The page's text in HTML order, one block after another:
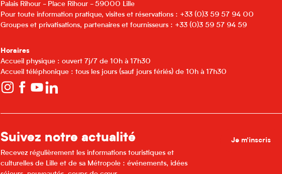
Palais Rihour - Place Rihour - 59000 Lille
Pour toute information pratique, visites et réservations : +33 (0)3 59 57 94 00
Groupes et privatisations, partenaires et fournisseurs : +33 (0)3 59 57 94 59
Horaires
Accueil physique : ouvert 7j/7 de 10h à 17h30
Accueil téléphonique : tous les jours (sauf jours fériés) de 10h à 17h30
Suivez notre actualité
Recevez régulièrement les informations touristiques et
culturelles de Lille et de sa Métropole : événements, idées
Je m'inscris